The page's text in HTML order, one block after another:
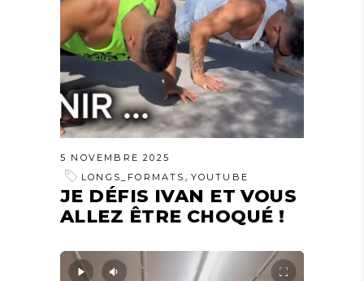
5 NOVEMBRE 2025
LONGS_FORMATS , YOUTUBE
JE DÉFIS IVAN ET VOUS
ALLEZ ÊTRE CHOQUÉ !